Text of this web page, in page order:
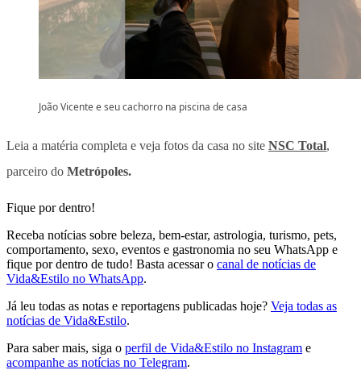
João Vicente e seu cachorro na piscina de casa
Leia a matéria completa e veja fotos da casa no site NSC Total,
parceiro do Metrópoles.
Fique por dentro!
Receba notícias sobre beleza, bem-estar, astrologia, turismo, pets,
comportamento, sexo, eventos e gastronomia no seu WhatsApp e
fique por dentro de tudo! Basta acessar o canal de notícias de
Vida&Estilo no WhatsApp.
Já leu todas as notas e reportagens publicadas hoje? Veja todas as
notícias de Vida&Estilo.
Para saber mais, siga o perfil de Vida&Estilo no Instagram e
acompanhe as notícias no Telegram.